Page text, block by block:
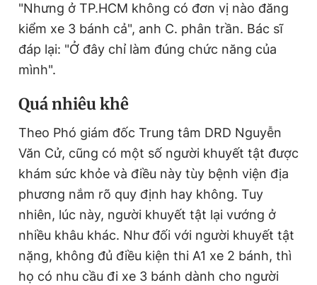
"Nhưng ở TP.HCM không có đơn vị nào đăng
kiểm xe 3 bánh cả", anh C. phân trần. Bác sĩ
đáp lại: "Ở đây chỉ làm đúng chức năng của
mình".
Quá nhiêu khê
Theo Phó giám đốc Trung tâm DRD Nguyễn
Văn Cử, cũng có một số người khuyết tật được
khám sức khỏe và điều này tùy bệnh viện địa
phương nắm rõ quy định hay không. Tuy
nhiên, lúc này, người khuyết tật lại vướng ở
nhiều khâu khác. Như đối với người khuyết tật
nặng, không đủ điều kiện thi A1 xe 2 bánh, thì
họ có nhu cầu đi xe 3 bánh dành cho người